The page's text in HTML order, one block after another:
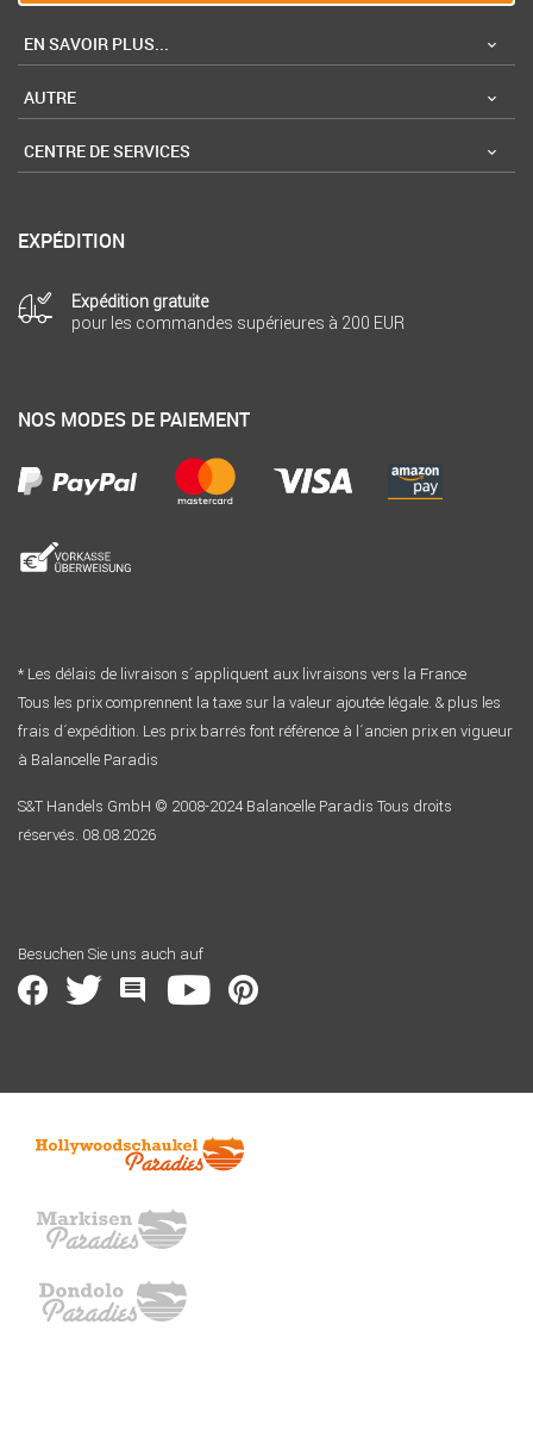
EN SAVOIR PLUS...
AUTRE
CENTRE DE SERVICES
EXPÉDITION
Expédition gratuite
pour les commandes supérieures à 200 EUR
NOS MODES DE PAIEMENT
* Les délais de livraison s´appliquent aux livraisons vers la France
Tous les prix comprennent la taxe sur la valeur ajoutée légale. & plus les
frais d´expédition. Les prix barrés font référence à l´ancien prix en vigueur
à Balancelle Paradis
S&T Handels GmbH © 2008-2024 Balancelle Paradis Tous droits
réservés. 08.08.2026
Besuchen Sie uns auch auf